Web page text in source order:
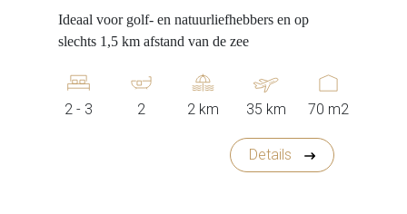
Ideaal voor golf- en natuurliefhebbers en op
slechts 1,5 km afstand van de zee
2 - 3 2 2 km 35 km 70 m2
Details